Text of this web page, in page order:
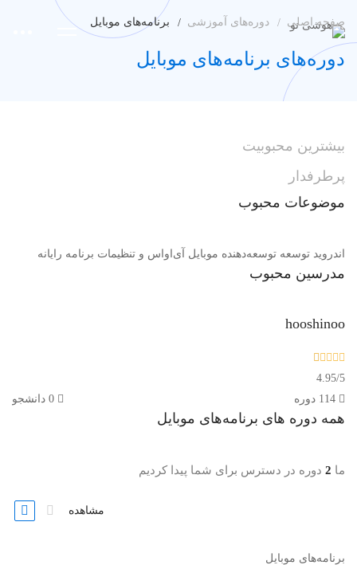
صفحه اصلی دوره‌های آموزشی برنامه‌های موبایل
دوره‌های برنامه‌های موبایل
بیشترین محبوبیت
پرطرفدار
موضوعات محبوب
اندروید توسعه توسعه‌دهنده موبایل آی‌اواس و تنظیمات برنامه رایانه
مدرسین محبوب
hooshinoo
4.95/5
114 دوره
0 دانشجو
همه دوره های برنامه‌های موبایل
ما 2 دوره در دسترس برای شما پیدا کردیم
مشاهده
برنامه‌های موبایل